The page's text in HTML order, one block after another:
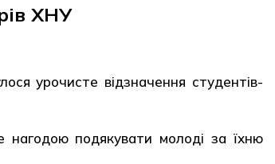
ХНУ
урочисте відзначення студентів-
нагодою подякувати молоді за їхню